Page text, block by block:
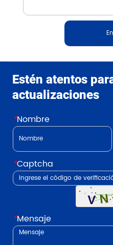
Estén atentos
actualizaciones
*Nombre
*Captcha
*Mensaje